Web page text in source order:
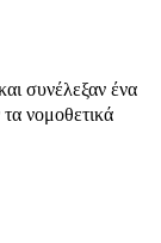
συνέλεξαν ένα
νομοθετικά